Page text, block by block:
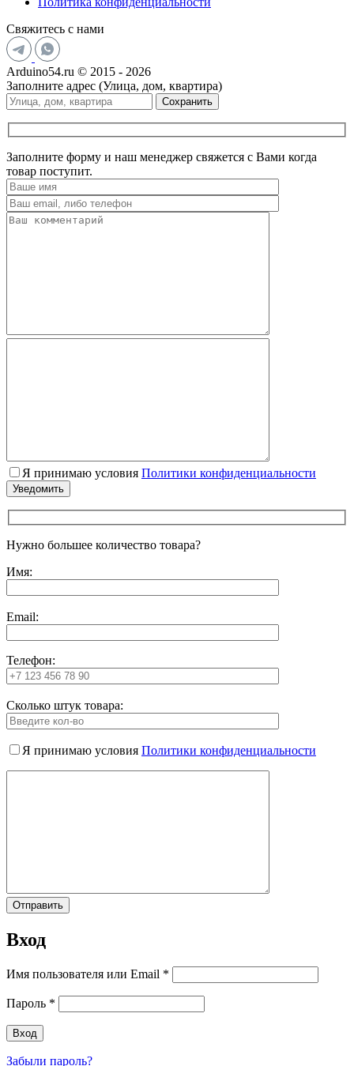
Свяжитесь с нами
Arduino54.ru © 2015 - 2026
Заполните адрес (Улица, дом, квартира)
Сохранить
Заполните форму и наш менеджер свяжется с Вами когда
товар поступит.
Я принимаю условия Политики конфиденциальности
Нужно большее количество товара?
Имя:
Email:
Телефон:
Сколько штук товара:
Я принимаю условия Политики конфиденциальности
Вход
Имя пользователя или Email *
Пароль *
Забыли пароль?